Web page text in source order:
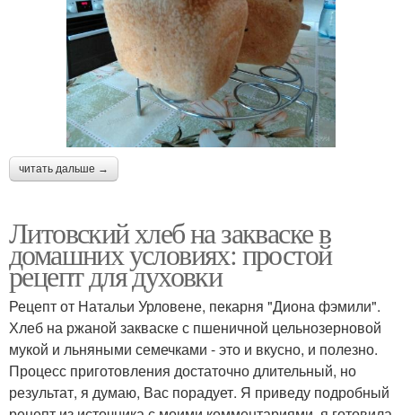
читать дальше →
Литовский хлеб на закваске в
домашних условиях: простой
рецепт для духовки
Рецепт от Натальи Урловене, пекарня "Диона фэмили".
Хлеб на ржаной закваске с пшеничной цельнозерновой
мукой и льняными семечками - это и вкусно, и полезно.
Процесс приготовления достаточно длительный, но
результат, я думаю, Вас порадует. Я приведу подробный